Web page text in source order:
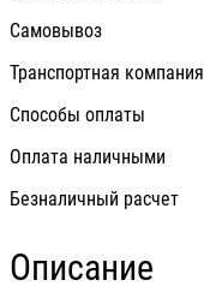
Самовывоз
Транспортная компания
Способы оплаты
Оплата наличными
Безналичный расчет
Описание